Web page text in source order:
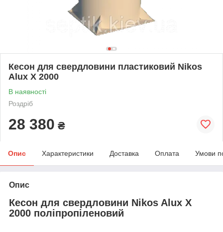
Кесон для свердловини пластиковий Nikos
Alux X 2000
В наявності
Роздріб
28 380 ₴
Опис Характеристики Доставка Оплата Умови
Опис
Кесон для свердловини Nikos Alux X
2000 поліпропіленовий